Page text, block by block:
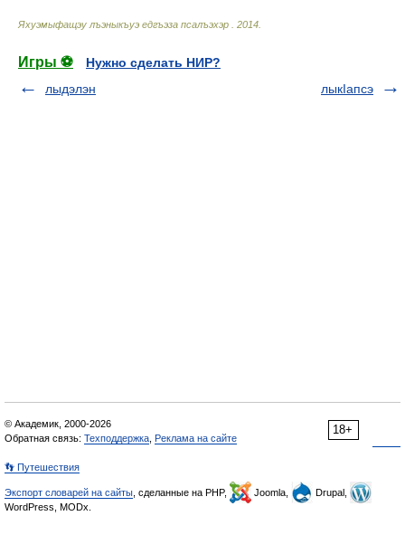
Яхуэмыфащэу лъэныкъуэ едгъэза псалъэхэр 2014
Игры ⚽
Нужно сделать НИР?
лыдэлэн
лыкIапсэ
18+
© Академик, 2000-2026
Обратная связь: Техподдержка Реклама на сайте
👣 Путешествия
Экспорт словарей на сайты , сделанные на PHP, Joomla,
Drupal,
WordPress, MODx.